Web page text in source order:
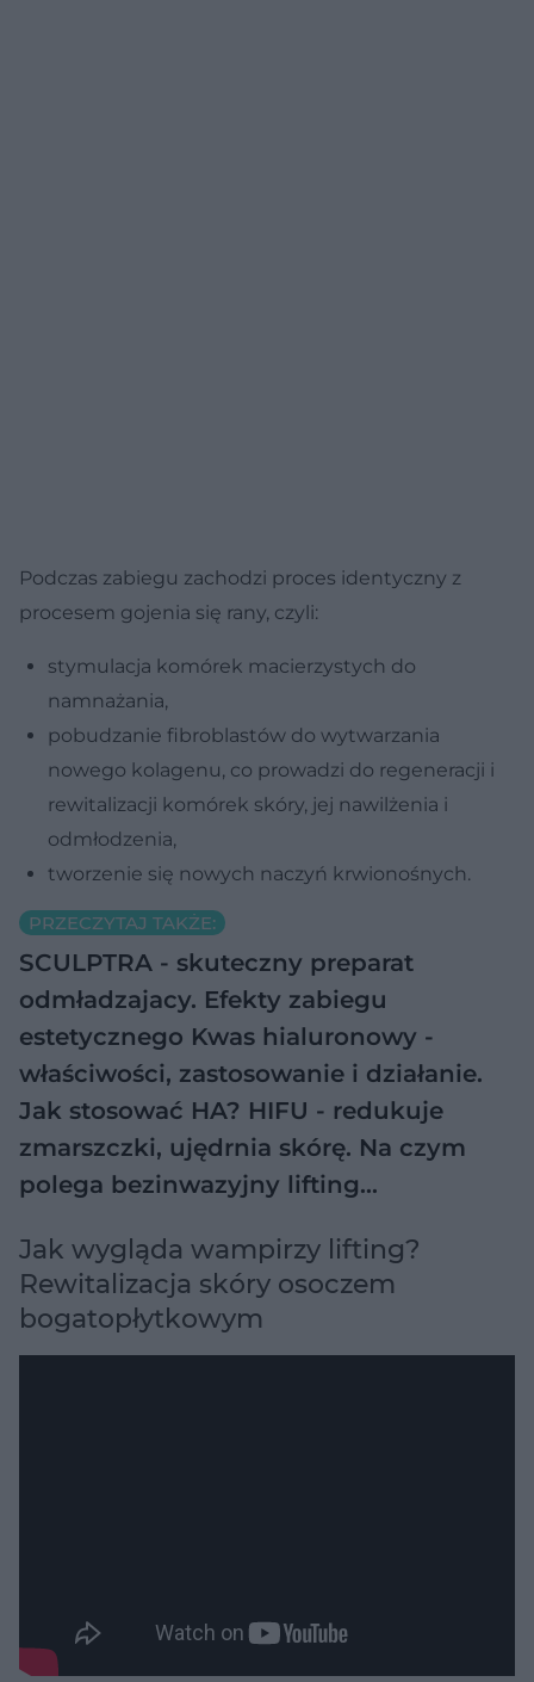
Podczas zabiegu zachodzi proces identyczny z
procesem gojenia się rany, czyli:
stymulacja komórek macierzystych do
namnażania,
pobudzanie fibroblastów do wytwarzania
nowego kolagenu, co prowadzi do regeneracji i
rewitalizacji komórek skóry, jej nawilżenia i
odmłodzenia,
tworzenie się nowych naczyń krwionośnych.
PRZECZYTAJ TAKŻE:
SCULPTRA - skuteczny preparat
odmładzajacy. Efekty zabiegu
estetycznego Kwas hialuronowy -
właściwości, zastosowanie i działanie.
Jak stosować HA? HIFU - redukuje
zmarszczki, ujędrnia skórę. Na czym
polega bezinwazyjny lifting…
Jak wygląda wampirzy lifting?
Rewitalizacja skóry osoczem
bogatopłytkowym